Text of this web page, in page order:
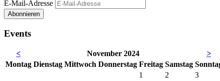
E-Mail-Adresse
Abonnieren
Events
< November 2024
>
Montag Dienstag Mittwoch Donnerstag Freitag Samstag So
1
2
3